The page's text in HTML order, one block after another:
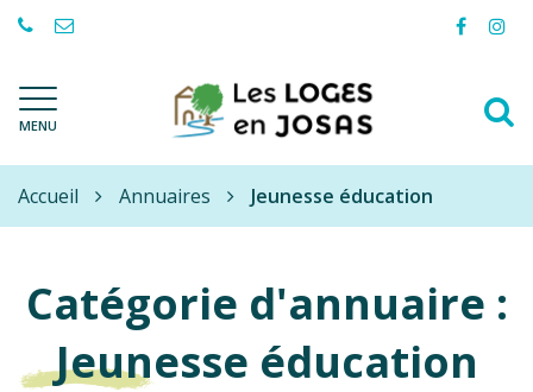
Lien
compte
MENU
en-
Josas
Accueil Annuaires Jeunesse éducation
Catégorie d'annuaire :
Jeunesse éducation